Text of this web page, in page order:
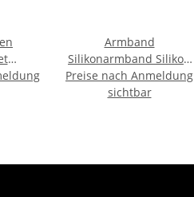
Armband
Silikonarmband Silikon
Band - Rot Weiß -
Aufdruck - I Love
Preise nach Anmeldung
sichtbar